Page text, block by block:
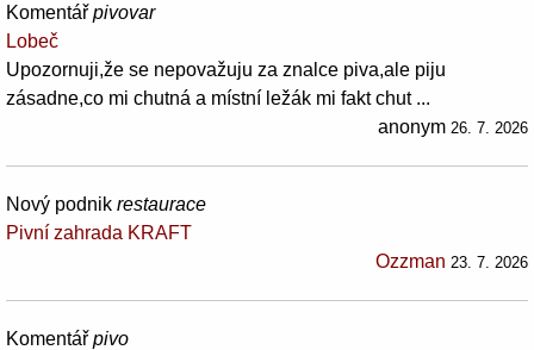
Komentář pivovar
Lobeč
Upozornuji,že se nepovažuju za znalce piva,ale piju
zásadne,co mi chutná a místní ležák mi fakt chut ...
anonym 26. 7. 2026
Nový podnik restaurace
Pivní zahrada KRAFT
Ozzman 23. 7. 2026
Komentář pivo